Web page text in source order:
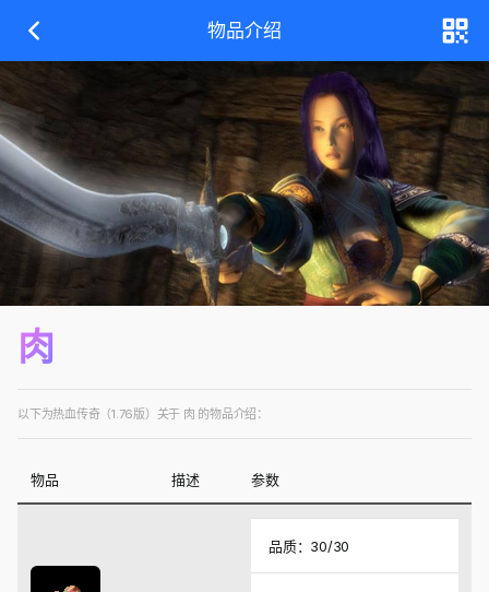
物品介绍
肉
以下为热血传奇（1.76版）关于 肉 的物品介绍：
物品 描述 参数
品质：30/30